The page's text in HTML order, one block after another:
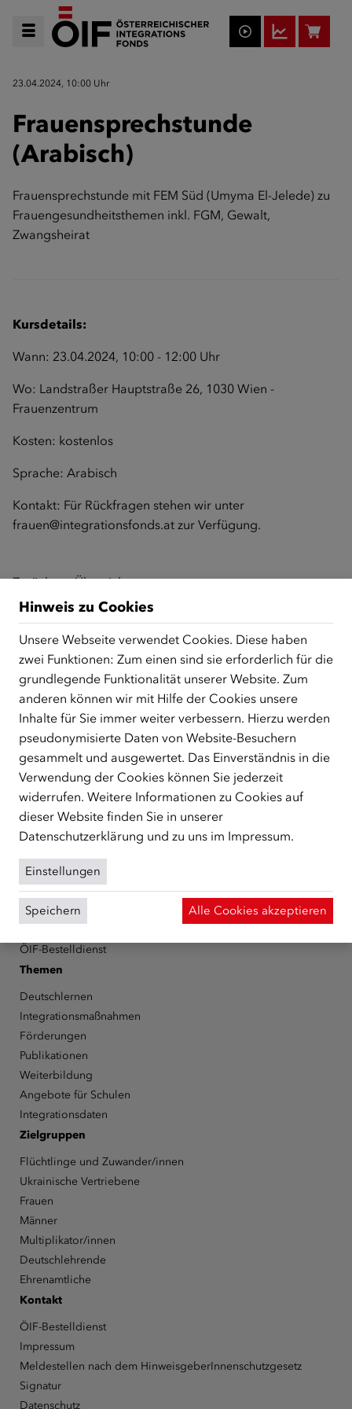
23.04.2024, 10:00 Uhr
Frauensprechstunde
(Arabisch)
Frauensprechstunde mit FEM Süd (Umyma El-Jelede) zu
Frauengesundheitsthemen inkl. FGM, Gewalt,
Zwangsheirat
Kursdetails:
Wann: 23.04.2024, 10:00 - 12:00 Uhr
Wo: Landstraßer Hauptstraße 26, 1030 Wien -
Frauenzentrum
Kosten: kostenlos
Sprache: Arabisch
Kontakt: Für Rückfragen stehen wir unter
frauen@integrationsfonds.at zur Verfügung.
Zurück zur Übersicht
ÜBER UNS
Der Österreichische Integrationsfonds (ÖIF) ist ein Fonds der
Republik Österreich, der Flüchtlinge, subsidiär
Schutzberechtigte, Vertriebene sowie Zuwander/innen als
zentrale Anlaufstelle bei der Integration in Österreich
unterstützt.mehr
FacebookYouTubeInstagramLinkedIn
Über den ÖIF
Organigramm
Presse
Informationen erhalten
ÖIF-Bestelldienst
Themen
Deutschlernen
Integrationsmaßnahmen
Förderungen
Publikationen
Weiterbildung
Angebote für Schulen
Integrationsdaten
Zielgruppen
Flüchtlinge und Zuwander/innen
Ukrainische Vertriebene
Frauen
Männer
Multiplikator/innen
Deutschlehrende
Ehrenamtliche
Kontakt
ÖIF-Bestelldienst
Impressum
Meldestellen nach dem HinweisgeberInnenschutzgesetz
Signatur
Datenschutz
Hinweis zu Cookies
Unsere Webseite verwendet Cookies. Diese haben
zwei Funktionen: Zum einen sind sie erforderlich für die
grundlegende Funktionalität unserer Website. Zum
anderen können wir mit Hilfe der Cookies unsere
Inhalte für Sie immer weiter verbessern. Hierzu werden
pseudonymisierte Daten von Website-Besuchern
gesammelt und ausgewertet. Das Einverständnis in die
Verwendung der Cookies können Sie jederzeit
widerrufen. Weitere Informationen zu Cookies auf
dieser Website finden Sie in unserer
Datenschutzerklärung und zu uns im Impressum.
Einstellungen
Speichern Alle Cookies akzeptieren